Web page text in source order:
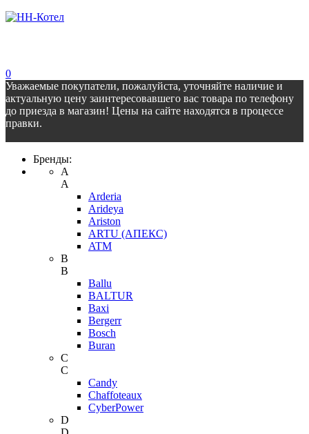
0
Уважаемые покупатели, пожалуйста, уточняйте наличие и
актуальную цену заинтересовавшего вас товара по телефону
до приезда в магазин! Цены на сайте находятся в процессе
правки.
Бренды:
A
A
Arderia
Arideya
Ariston
ARTU (АПЕКС)
ATM
B
B
Ballu
BALTUR
Baxi
Bergerr
Bosch
Buran
C
C
Candy
Chaffoteaux
CyberPower
D